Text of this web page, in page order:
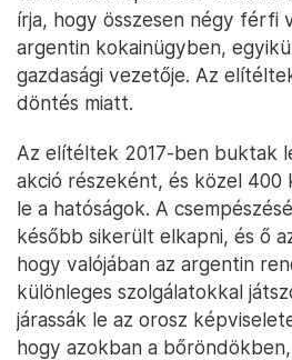
írja, hogy összesen négy férfi
argentin kokainügyben,
gazdasági vezetője. Az
döntés miatt.
Az elítéltek 2017-ben buktak
akció részeként, és közel 400
le a hatóságok. A
később sikerült elkapni, és ő
hogy valójában az argentin
különleges szolgálatokkal
járassák le az orosz
hogy azokban a